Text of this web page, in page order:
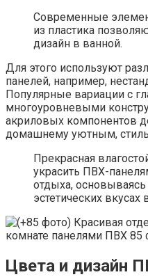
Современные
из пластика
дизайн в ванной.
Для этого используют
панелей, например,
Популярные вариации с
многоуровневыми
акриловых компонентов
домашнему уютным,
Прекрасная
украсить ПВХ-
отдыха,
эстетических
Цвета и дизайн